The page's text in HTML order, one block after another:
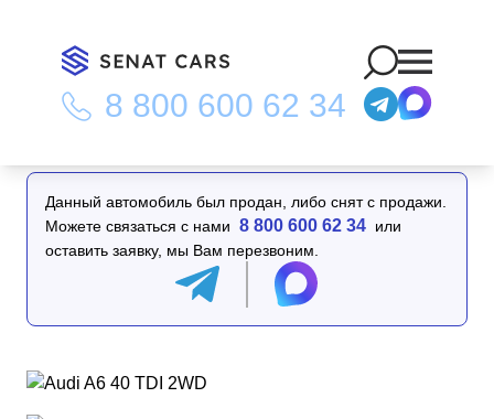
8 800 600 62 34
Главная Каталог/Audi A6 40 TDI 2WD
Данный автомобиль был продан, либо снят с продажи.
Можете связаться с нами 8 800 600 62 34 или
оставить заявку, мы Вам перезвоним.